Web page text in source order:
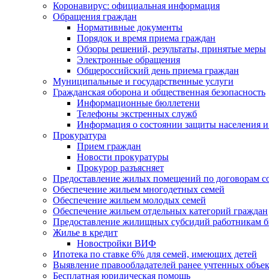
Коронавирус: официальная информация
Обращения граждан
Нормативные документы
Порядок и время приема граждан
Обзоры решений, результаты, принятые меры
Электронные обращения
Общероссийский день приема граждан
Муниципальные и государственные услуги
Гражданская оборона и общественная безопасность
Информационные бюллетени
Телефоны экстренных служб
Информация о состоянии защиты населения
Прокуратура
Прием граждан
Новости прокуратуры
Прокурор разъясняет
Предоставление жилых помещений по договорам
Обеспечение жильем многодетных семей
Обеспечение жильем молодых семей
Обеспечение жильем отдельных категорий граждан
Предоставление жилищных субсидий работникам
Жилье в кредит
Новостройки ВИФ
Ипотека по ставке 6% для семей, имеющих детей
Выявление правообладателей ранее учтенных
Бесплатная юридическая помощь